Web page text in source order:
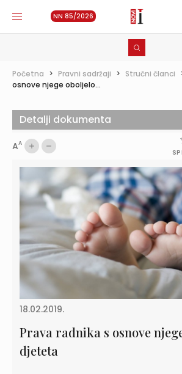
NN 85/2026
Početna > Pravni sadržaji > Stručni članci
osnove njege oboljelo...
AA
18.02.2019.
Prava radnika s osnove
djeteta
Detalji dokumenta